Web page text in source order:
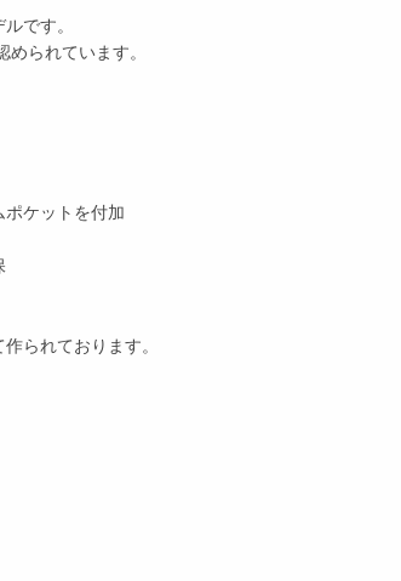
です。
られています。
ポケットを付加
られております。